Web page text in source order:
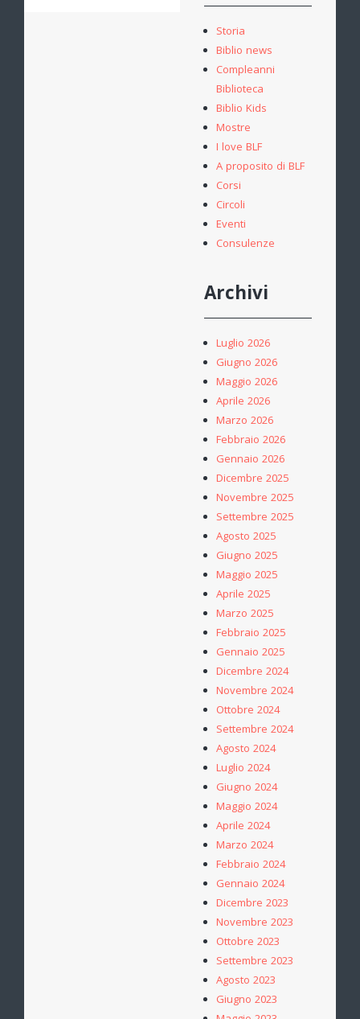
Storia
Biblio news
Compleanni
Biblioteca
Biblio Kids
Mostre
I love BLF
A proposito di BLF
Corsi
Circoli
Eventi
Consulenze
Archivi
Luglio 2026
Giugno 2026
Maggio 2026
Aprile 2026
Marzo 2026
Febbraio 2026
Gennaio 2026
Dicembre 2025
Novembre 2025
Settembre 2025
Agosto 2025
Giugno 2025
Maggio 2025
Aprile 2025
Marzo 2025
Febbraio 2025
Gennaio 2025
Dicembre 2024
Novembre 2024
Ottobre 2024
Settembre 2024
Agosto 2024
Luglio 2024
Giugno 2024
Maggio 2024
Aprile 2024
Marzo 2024
Febbraio 2024
Gennaio 2024
Dicembre 2023
Novembre 2023
Ottobre 2023
Settembre 2023
Agosto 2023
Giugno 2023